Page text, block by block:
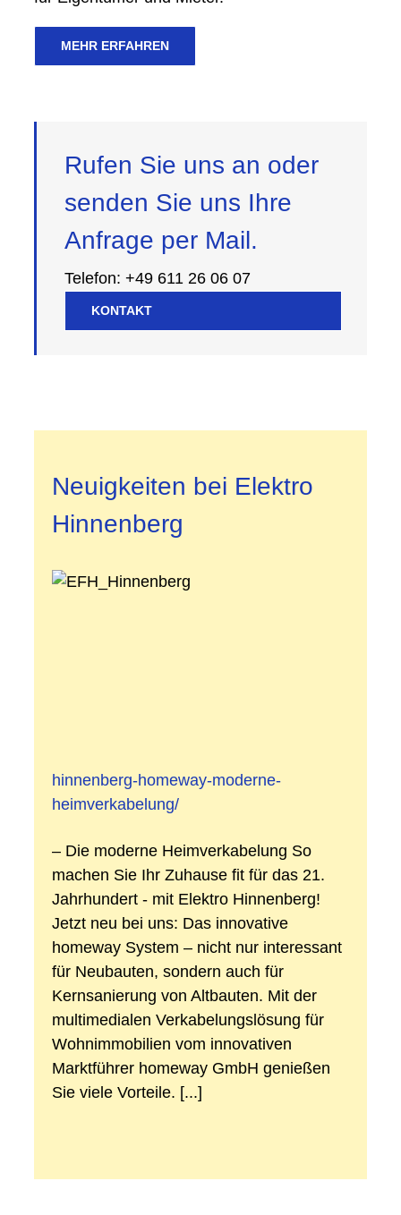
MEHR ERFAHREN
Rufen Sie uns an oder
senden Sie uns Ihre
Anfrage per Mail.
Telefon: +49 611 26 06 07
KONTAKT
Neuigkeiten bei Elektro
Hinnenberg
hinnenberg-homeway-moderne-
heimverkabelung/
– Die moderne Heimverkabelung So
machen Sie Ihr Zuhause fit für das 21.
Jahrhundert - mit Elektro Hinnenberg!
Jetzt neu bei uns: Das innovative
homeway System – nicht nur interessant
für Neubauten, sondern auch für
Kernsanierung von Altbauten. Mit der
multimedialen Verkabelungslösung für
Wohnimmobilien vom innovativen
Marktführer homeway GmbH genießen
Sie viele Vorteile. [...]